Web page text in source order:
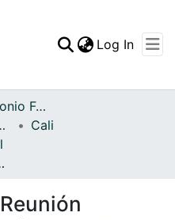
Statistics
Log In
Archivo del Patrimonio Fotográfico y Fílmico del Valle del Cauca
Occidente
Cali
de Santiago de Cali